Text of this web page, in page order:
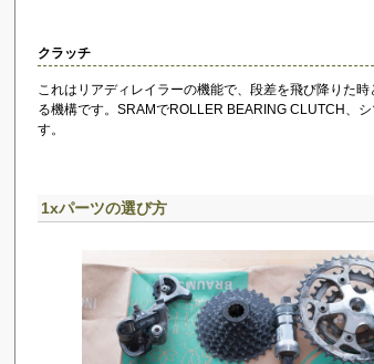
クラッチ
これはリアディレイラーの機能で、段差を飛び降りた
る機構です。SRAMでROLLER BEARING CLUTCH、
す。
1xパーツの選び方